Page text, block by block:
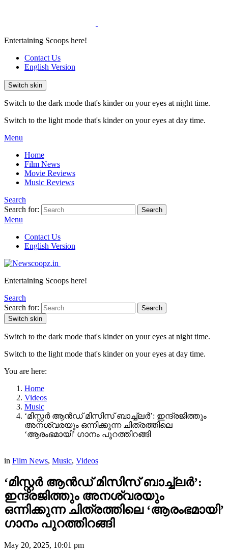
Entertaining Scoops here!
Contact Us
English Version
Switch skin
Switch to the dark mode that's kinder on your eyes at night time.
Switch to the light mode that's kinder on your eyes at day time.
Menu
Home
Film News
Movie Reviews
Music Reviews
Search
Search for:
Search
Menu
Contact Us
English Version
Entertaining Scoops here!
Search
Search for:
Search
Switch skin
Switch to the dark mode that's kinder on your eyes at night time.
Switch to the light mode that's kinder on your eyes at day time.
You are here:
Home
Videos
Music
‘മിസ്റ്റർ ആൻഡ് മിസിസ് ബാച്ച്‌ലർ’: ഇന്ദ്രജിത്തും
അനശ്വരയും ഒന്നിക്കുന്ന ചിത്രത്തിലെ
‘ആരംഭമായി’ ഗാനം പുറത്തിറങ്ങി
in Film News, Music, Videos
‘മിസ്റ്റർ ആൻഡ് മിസിസ് ബാച്ച്‌ലർ’:
ഇന്ദ്രജിത്തും അനശ്വരയും
ഒന്നിക്കുന്ന ചിത്രത്തിലെ ‘ആരംഭമായി’
ഗാനം പുറത്തിറങ്ങി
May 20, 2025, 10:01 pm